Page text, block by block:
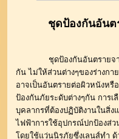
ชุดป้องกันอันต
ชุดป้องกันอันตรายจ
กัน ไม่ให้ส่วนต่างๆของร่างกา
อาจเป็นอันตรายต่อผิวหนังหรื
ป้องกันภัยระดับต่างๆกัน การเ
บุคลากรที่ต้องปฏิบัติงานในสิ่ง
ไฟฟ้าการใช้อุปกรณ์ปกป้องส่
โดยใช้แว่นนิรภัยซึ่งเลนส์ทำ